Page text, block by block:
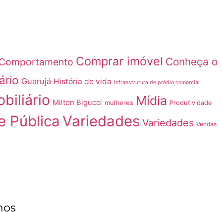
Comprar imóvel Conheça o
Guarujá História de vida Infraestrutura de prédio comercial
Milton Bigucci mulheres Mídia Produtividade
Pública Variedades Variedades Vendas